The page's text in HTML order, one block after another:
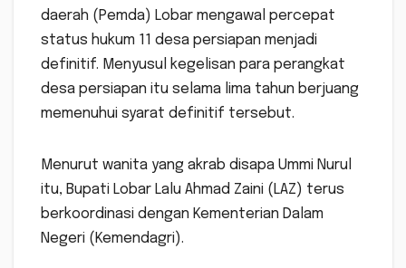
daerah (Pemda) Lobar mengawal percepat
status hukum 11 desa persiapan menjadi
definitif. Menyusul kegelisan para perangkat
desa persiapan itu selama lima tahun berjuang
memenuhui syarat definitif tersebut.
Menurut wanita yang akrab disapa Ummi Nurul
itu, Bupati Lobar Lalu Ahmad Zaini (LAZ) terus
berkoordinasi dengan Kementerian Dalam
Negeri (Kemendagri).